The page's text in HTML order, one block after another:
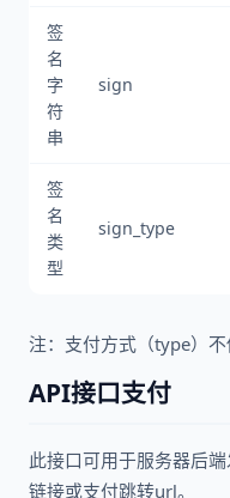
签
名
字
符
串
sign
签
名
类
型
sign_type
注：支付方式（type）不
API接口支付
此接口可用于服务器后
链接或支付跳转url。